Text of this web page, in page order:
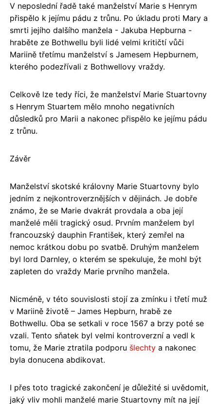
V neposlední řadě také manželství Marie s Henrym
přispělo k jejímu pádu z trůnu. Po úkladu proti Mary a
smrti jejího dalšího manžela - Jakuba Hepburna -
hraběte ze Bothwellu byli lidé velmi kritičtí vůči
Mariině třetímu manželství s Jamesem Hepburnem,
kterého podezřívali z Bothwellovy vraždy.
Celkově lze tedy říci, že manželství Marie Stuartovny
s Henrym Stuartem mělo mnoho negativních
důsledků pro Marii a nakonec přispělo ke jejímu pádu
z trůnu.
Závěr
Manželství skotské královny Marie Stuartovny bylo
jedním z nejkontroverznějších v dějinách. Je dobře
známo, že se Marie dvakrát provdala a oba její
manželé měli tragický osud. Prvním manželem byl
francouzský dauphin František, který zemřel na
nemoc krátkou dobu po svatbě. Druhým manželem
byl lord Darnley, o kterém se spekuluje, že mohl být
zapleten do vraždy Marie prvního manžela.
Nicméně, v této souvislosti stojí za zmínku i třetí muž
v Mariině životě – James Hepburn, hrabě ze
Bothwellu. Oba se setkali v roce 1567 a brzy poté se
vzali. Tento sňatek byl velmi kontroverzní a vedl k
tomu, že Marie ztratila podporu šlechty a nakonec
byla donucena abdikovat.
I přes toto tragické zakončení je důležité si uvědomit,
jaký vliv mohli manželé marie Stuartovny mít na její